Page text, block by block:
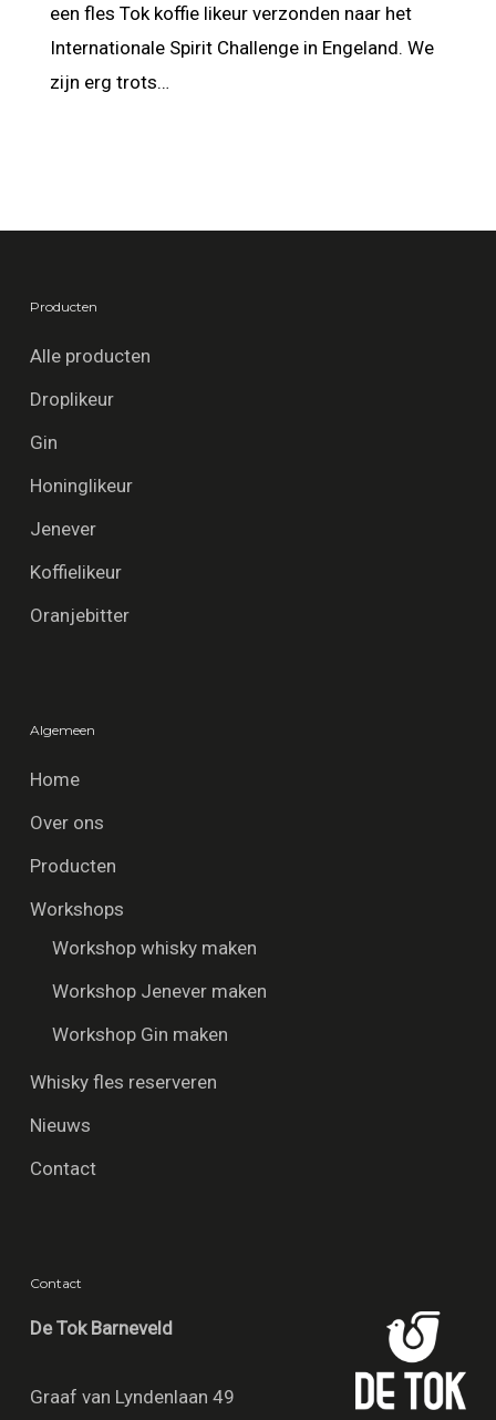
een fles Tok koffie likeur verzonden naar het
Internationale Spirit Challenge in Engeland. We
zijn erg trots…
Producten
Alle producten
Droplikeur
Gin
Honinglikeur
Jenever
Koffielikeur
Oranjebitter
Algemeen
Home
Over ons
Producten
Workshops
Workshop whisky maken
Workshop Jenever maken
Workshop Gin maken
Whisky fles reserveren
Nieuws
Contact
Contact
De Tok Barneveld
Graaf van Lyndenlaan 49